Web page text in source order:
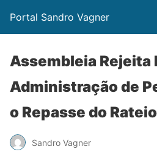
Portal Sandro Vagner
Assembleia Rejeita
Administração de
o Repasse do
Sandro Vagner